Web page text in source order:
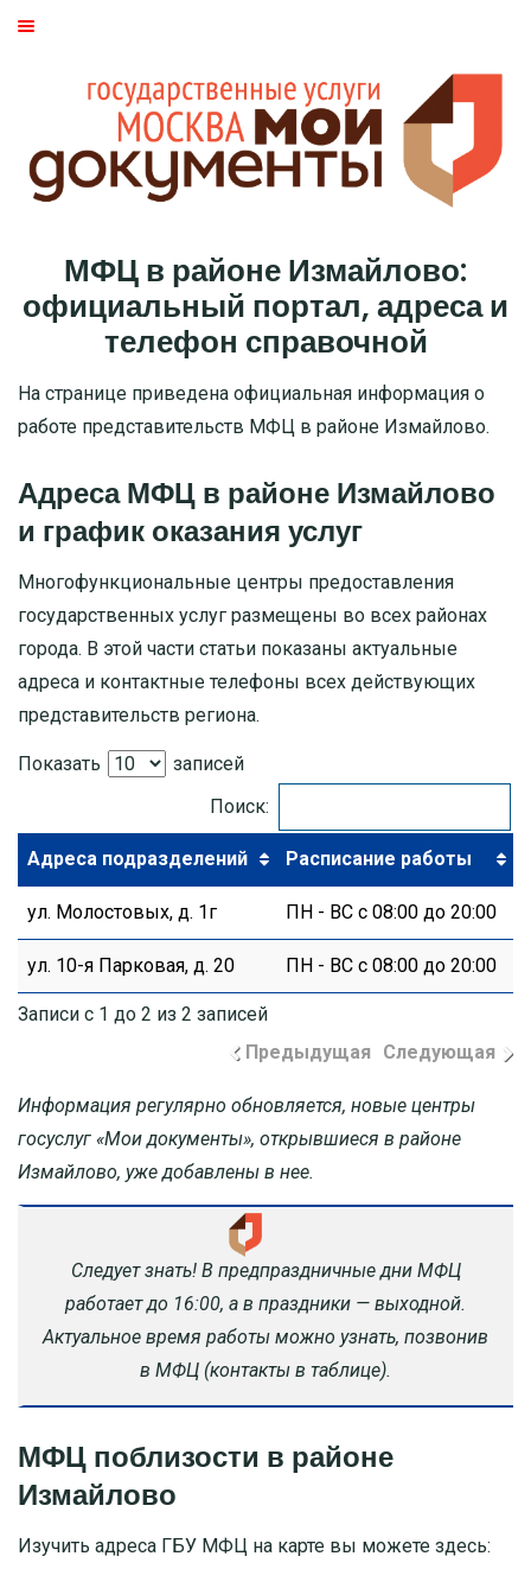
МФЦ в районе Измайлово:
официальный портал, адреса и
телефон справочной
На странице приведена официальная информация о
работе представительств МФЦ в районе Измайлово.
Адреса МФЦ в районе Измайлово
и график оказания услуг
Многофункциональные центры предоставления
государственных услуг размещены во всех районах
города. В этой части статьи показаны актуальные
адреса и контактные телефоны всех действующих
представительств региона.
Показать
записей
Поиск:
Адреса подразделений Расписание работы
ул. Молостовых, д. 1г ПН - ВС с 08:00 до 20:00
ул. 10-я Парковая, д. 20 ПН - ВС с 08:00 до 20:00
Записи с 1 до 2 из 2 записей
Предыдущая Следующая
Информация регулярно обновляется, новые центры
госуслуг «Мои документы», открывшиеся в районе
Измайлово, уже добавлены в нее.
Следует знать! В предпраздничные дни МФЦ
работает до 16:00, а в праздники — выходной.
Актуальное время работы можно узнать, позвонив
в МФЦ (контакты в таблице).
МФЦ поблизости в районе
Измайлово
Изучить адреса ГБУ МФЦ на карте вы можете здесь:
СТАТЬИ
БАСМАННЫЙ РАЙОН
МОЖАЙСКИЙ
ТВЕРСКОЙ
САО
МОСКОВСКАЯ ОБЛАСТЬ
ПУШКИНО
БАЛАШИХА
ХИМКИ
ЧЕХОВ